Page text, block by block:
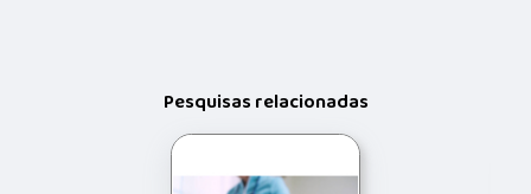
Pesquisas relacionadas